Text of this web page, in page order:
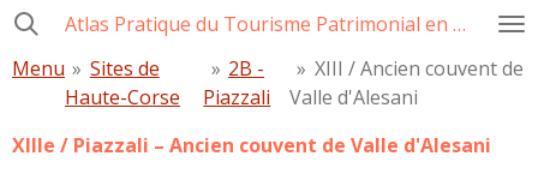
Passer
contenu
principal
Atlas Pratique du Tourisme Patrimonial en Corse
Menu » Sites de
Haute-Corse
» 2B -
Piazzali
» XIII / Ancien couvent de
Valle d'Alesani
XIIIe / Piazzali – Ancien couvent de Valle d'Alesani